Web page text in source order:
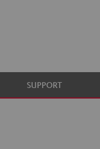
SUPPORT